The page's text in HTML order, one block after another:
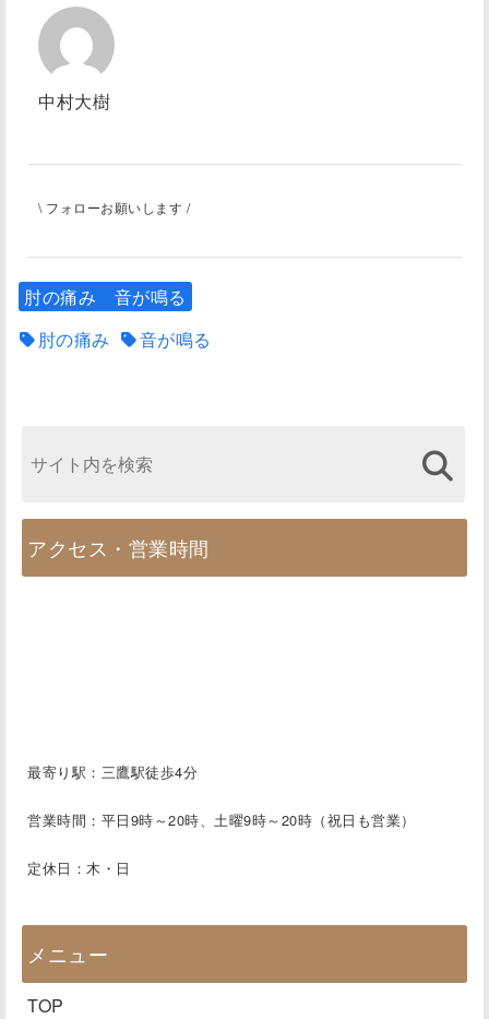
中村大樹
\ フォローお願いします /
肘の痛み 音が鳴る
肘の痛み
音が鳴る
アクセス・営業時間
最寄り駅：三鷹駅徒歩4分
営業時間：平日9時～20時、土曜9時～20時（祝日も営業）
定休日：木・日
メニュー
TOP